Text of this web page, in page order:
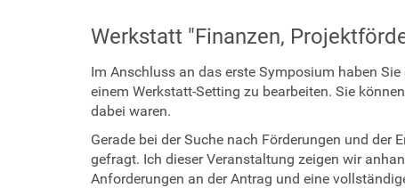
l
e
-
b
e
r
l
Werkstatt "Finanzen,
Im Anschluss an das erste Symposium haben
einem Werkstatt-Setting zu bearbeiten. Sie
dabei waren.
Gerade bei der Suche nach Förderungen und
gefragt. Ich dieser Veranstaltung zeigen wir
Anforderungen an der Antrag und eine